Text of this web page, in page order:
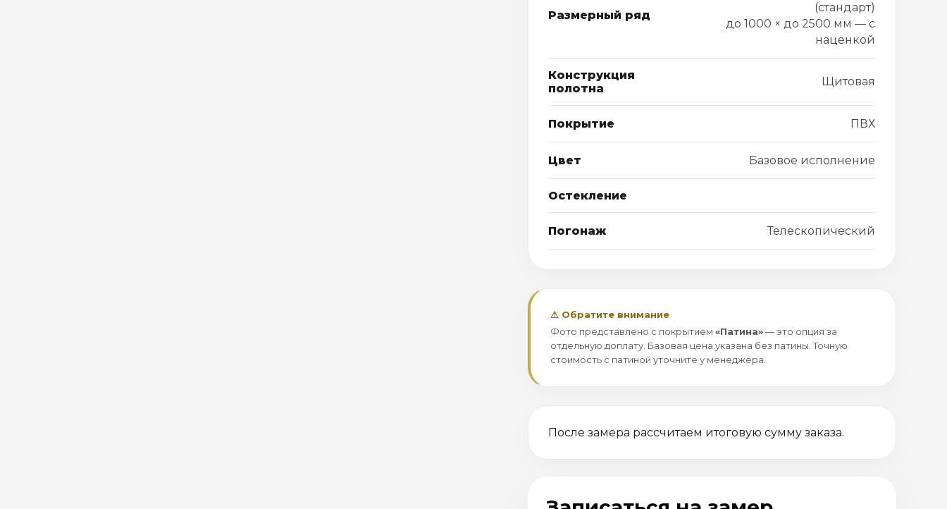
Размерный ряд
(стандарт)
до 1000 × до 2500 мм — с
наценкой
Конструкция
полотна
Щитовая
Покрытие ПВХ
Цвет Базовое исполнение
Остекление
Погонаж Телескопический
⚠ Обратите внимание
Фото представлено с покрытием«Патина»— это опция за
отдельную доплату. Базовая цена указана без патины. Точную
стоимость с патиной уточните у менеджера.
После замера рассчитаем итоговую сумму заказа.